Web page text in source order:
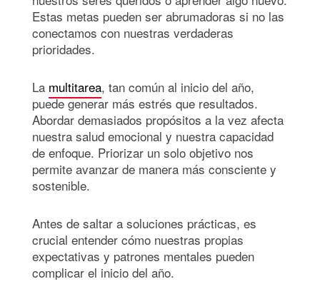
Estas metas pueden ser abrumadoras si no las
conectamos con nuestras verdaderas
prioridades.
La multitarea, tan común al inicio del año,
puede generar más estrés que resultados.
Abordar demasiados propósitos a la vez afecta
nuestra salud emocional y nuestra capacidad
de enfoque. Priorizar un solo objetivo nos
permite avanzar de manera más consciente y
sostenible.
Antes de saltar a soluciones prácticas, es
crucial entender cómo nuestras propias
expectativas y patrones mentales pueden
complicar el inicio del año.